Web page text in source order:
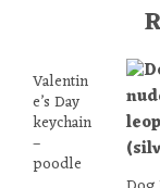
Valentin
e’s Day
keychain
–
poodle